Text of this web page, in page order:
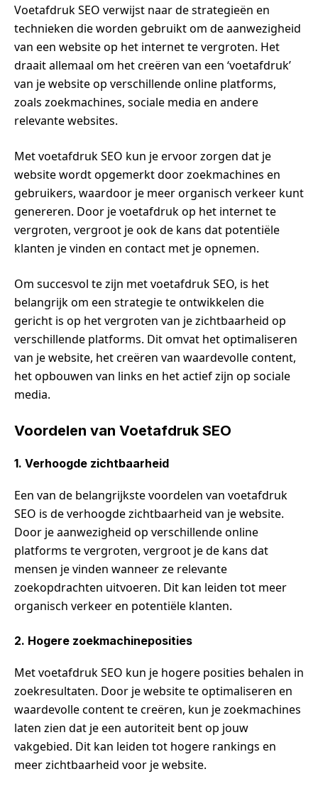
Voetafdruk SEO verwijst naar de strategieën en
technieken die worden gebruikt om de aanwezigheid
van een website op het internet te vergroten. Het
draait allemaal om het creëren van een ‘voetafdruk’
van je website op verschillende online platforms,
zoals zoekmachines, sociale media en andere
relevante websites.
Met voetafdruk SEO kun je ervoor zorgen dat je
website wordt opgemerkt door zoekmachines en
gebruikers, waardoor je meer organisch verkeer kunt
genereren. Door je voetafdruk op het internet te
vergroten, vergroot je ook de kans dat potentiële
klanten je vinden en contact met je opnemen.
Om succesvol te zijn met voetafdruk SEO, is het
belangrijk om een strategie te ontwikkelen die
gericht is op het vergroten van je zichtbaarheid op
verschillende platforms. Dit omvat het optimaliseren
van je website, het creëren van waardevolle content,
het opbouwen van links en het actief zijn op sociale
media.
Voordelen van Voetafdruk SEO
1. Verhoogde zichtbaarheid
Een van de belangrijkste voordelen van voetafdruk
SEO is de verhoogde zichtbaarheid van je website.
Door je aanwezigheid op verschillende online
platforms te vergroten, vergroot je de kans dat
mensen je vinden wanneer ze relevante
zoekopdrachten uitvoeren. Dit kan leiden tot meer
organisch verkeer en potentiële klanten.
2. Hogere zoekmachineposities
Met voetafdruk SEO kun je hogere posities behalen in
zoekresultaten. Door je website te optimaliseren en
waardevolle content te creëren, kun je zoekmachines
laten zien dat je een autoriteit bent op jouw
vakgebied. Dit kan leiden tot hogere rankings en
meer zichtbaarheid voor je website.